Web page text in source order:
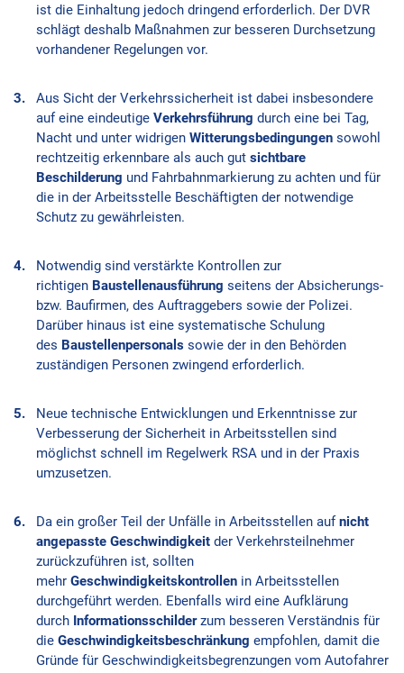
ist die Einhaltung jedoch dringend erforderlich. Der DVR
schlägt deshalb Maßnahmen zur besseren Durchsetzung
vorhandener Regelungen vor.
Aus Sicht der Verkehrssicherheit ist dabei insbesondere
auf eine eindeutige Verkehrsführung durch eine bei Tag,
Nacht und unter widrigen Witterungsbedingungen sowohl
rechtzeitig erkennbare als auch gut sichtbare
Beschilderung und Fahrbahnmarkierung zu achten und für
die in der Arbeitsstelle Beschäftigten der notwendige
Schutz zu gewährleisten.
Notwendig sind verstärkte Kontrollen zur
richtigen Baustellenausführung seitens der Absicherungs-
bzw. Baufirmen, des Auftraggebers sowie der Polizei.
Darüber hinaus ist eine systematische Schulung
des Baustellenpersonals sowie der in den Behörden
zuständigen Personen zwingend erforderlich.
Neue technische Entwicklungen und Erkenntnisse zur
Verbesserung der Sicherheit in Arbeitsstellen sind
möglichst schnell im Regelwerk RSA und in der Praxis
umzusetzen.
Da ein großer Teil der Unfälle in Arbeitsstellen aufnicht
angepasste Geschwindigkeit der Verkehrsteilnehmer
zurückzuführen ist, sollten
mehr Geschwindigkeitskontrollen in Arbeitsstellen
durchgeführt werden. Ebenfalls wird eine Aufklärung
durch Informationsschilderzum besseren Verständnis für
die Geschwindigkeitsbeschränkung empfohlen, damit die
Gründe für Geschwindigkeitsbegrenzungen vom Autofahrer